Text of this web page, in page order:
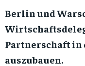
Berlin und
Partnerschaft in
auszubauen.